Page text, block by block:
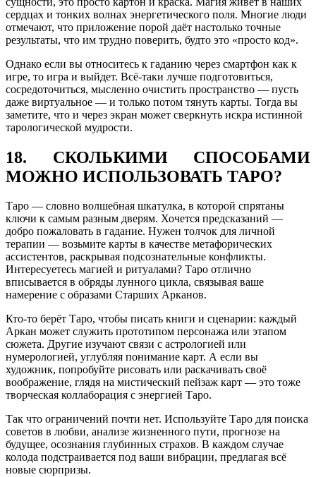
сердцах и тонких волнах энергетического поля. Многие люди
отмечают, что приложение порой даёт настолько точные
результаты, что им трудно поверить, будто это «просто код».
Однако если вы относитесь к гаданию через смартфон как к
игре, то игра и выйдет. Всё-таки лучше подготовиться,
сосредоточиться, мысленно очистить пространство — пусть
даже виртуальное — и только потом тянуть карты. Тогда вы
заметите, что и через экран может сверкнуть искра истинной
тарологической мудрости.
18. СКОЛЬКИМИ СПОСОБАМИ
МОЖНО ИСПОЛЬЗОВАТЬ ТАРО?
Таро — словно волшебная шкатулка, в которой спрятаны
ключи к самым разным дверям. Хочется предсказаний —
добро пожаловать в гадание. Нужен толчок для личной
терапии — возьмите карты в качестве метафорических
ассистентов, раскрывая подсознательные конфликты.
Интересуетесь магией и ритуалами? Таро отлично
вписывается в обряды лунного цикла, связывая ваше
намерение с образами Старших Арканов.
Кто-то берёт Таро, чтобы писать книги и сценарии: каждый
Аркан может служить прототипом персонажа или этапом
сюжета. Другие изучают связи с астрологией или
нумерологией, углубляя понимание карт. А если вы
художник, попробуйте рисовать или раскачивать своё
воображение, глядя на мистический пейзаж карт — это тоже
творческая коллаборация с энергией Таро.
Так что ограничений почти нет. Используйте Таро для поиска
советов в любви, анализе жизненного пути, прогнозе на
будущее, осознания глубинных страхов. В каждом случае
колода подстраивается под ваши вибрации, предлагая всё
новые сюрпризы.